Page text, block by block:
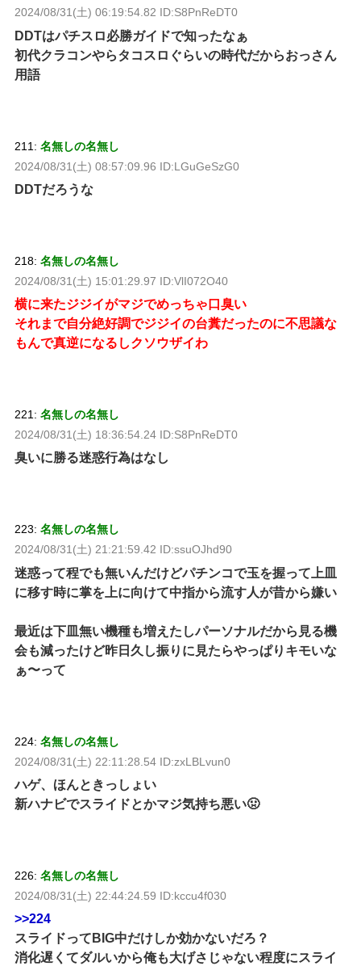
2024/08/31(土) 06:19:54.82 ID:S8PnReDT0
DDTはパチスロ必勝ガイドで知ったなぁ
初代クラコンやらタコスロぐらいの時代だからおっさん
用語
211: 名無しの名無し
2024/08/31(土) 08:57:09.96 ID:LGuGeSzG0
DDTだろうな
218: 名無しの名無し
2024/08/31(土) 15:01:29.97 ID:VlI072O40
横に来たジジイがマジでめっちゃ口臭い
それまで自分絶好調でジジイの台糞だったのに不思議な
もんで真逆になるしクソウザイわ
221: 名無しの名無し
2024/08/31(土) 18:36:54.24 ID:S8PnReDT0
臭いに勝る迷惑行為はなし
223: 名無しの名無し
2024/08/31(土) 21:21:59.42 ID:ssuOJhd90
迷惑って程でも無いんだけどパチンコで玉を握って上皿
に移す時に掌を上に向けて中指から流す人が昔から嫌い
最近は下皿無い機種も増えたしパーソナルだから見る機
会も減ったけど昨日久し振りに見たらやっぱりキモいな
ぁ〜って
224: 名無しの名無し
2024/08/31(土) 22:11:28.54 ID:zxLBLvun0
ハゲ、ほんときっしょい
新ハナビでスライドとかマジ気持ち悪い🤢
226: 名無しの名無し
2024/08/31(土) 22:44:24.59 ID:kccu4f030
>>224
スライドってBIG中だけしか効かないだろ？
消化遅くてダルいから俺も大げさじゃない程度にスライ